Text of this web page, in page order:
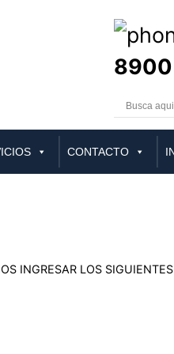
8900
CONTACTO
INGRESAR LOS